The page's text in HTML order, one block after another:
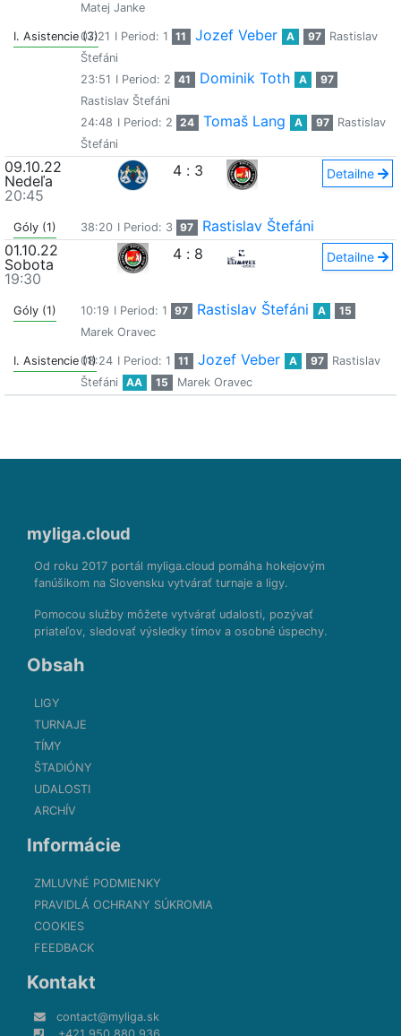
Matej Janke
I. Asistencie (3)
07:21 I Period: 1 11 Jozef Veber A 97
Rastislav
Štefáni
23:51 I Period: 2 41 Dominik Toth A
97
Rastislav Štefáni
24:48 I Period: 2 24 Tomaš Lang A 97
Rastislav
Štefáni
09.10.22
Nedeľa
20:45
4 : 3 Detailne
Góly (1) 38:20 I Period: 3 97
Rastislav Štefáni
01.10.22
Sobota
19:30
4 : 8 Detailne
Góly (1) 10:19 I Period: 1 97 Rastislav Štefáni A
15
Marek Oravec
I. Asistencie (1)08:24 I Period: 1 11 Jozef Veber A 97
Rastislav
Štefáni
AA 15 Marek Oravec
myliga.cloud
Od roku 2017 portál myliga.cloud pomáha hokejovým
fanúšikom na Slovensku vytvárať turnaje a ligy.
Pomocou služby môžete vytvárať udalosti, pozývať
priateľov, sledovať výsledky tímov a osobné úspechy.
Obsah
LIGY
TURNAJE
TÍMY
ŠTADIÓNY
UDALOSTI
ARCHÍV
Informácie
ZMLUVNÉ PODMIENKY
PRAVIDLÁ OCHRANY SÚKROMIA
COOKIES
FEEDBACK
Kontakt
contact@myliga.sk